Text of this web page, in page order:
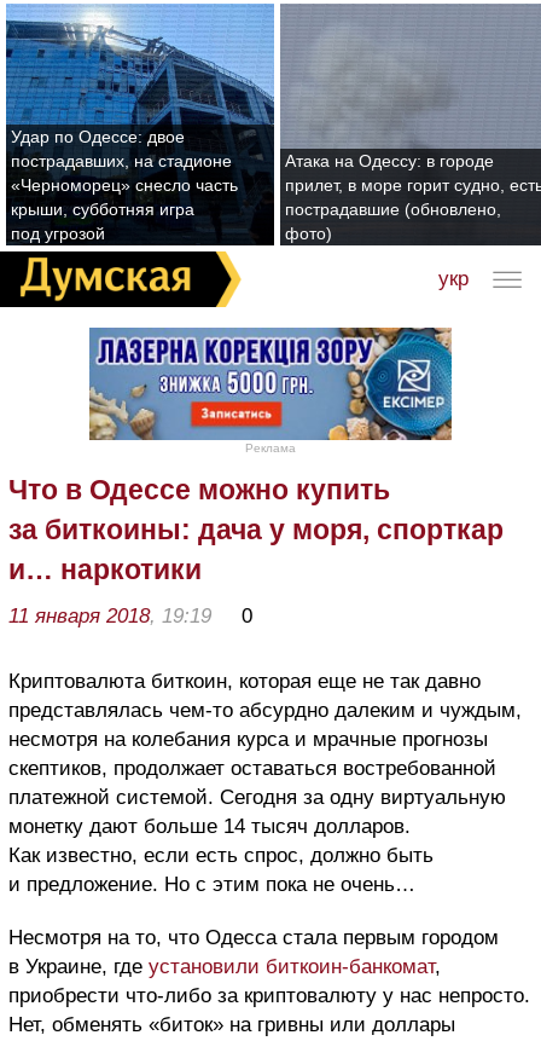
Удар по Одессе: двое
пострадавших, на стадионе
«Черноморец» снесло часть
крыши, субботняя игра
под угрозой
Атака на Одессу: в городе
прилет, в море горит судно,
пострадавшие (обновлено,
фото)
укр
Реклама
Что в Одессе можно купить
за биткоины: дача у моря, спорткар
и… наркотики
11 января 2018, 19:19 0
Криптовалюта биткоин, которая еще не так давно
представлялась чем-то абсурдно далеким и чуждым,
несмотря на колебания курса и мрачные прогнозы
скептиков, продолжает оставаться востребованной
платежной системой. Сегодня за одну виртуальную
монетку дают больше 14 тысяч долларов.
Как известно, если есть спрос, должно быть
и предложение. Но с этим пока не очень…
Несмотря на то, что Одесса стала первым городом
в Украине, где установили биткоин-банкомат,
приобрести что-либо за криптовалюту у нас непросто.
Нет, обменять «биток» на гривны или доллары